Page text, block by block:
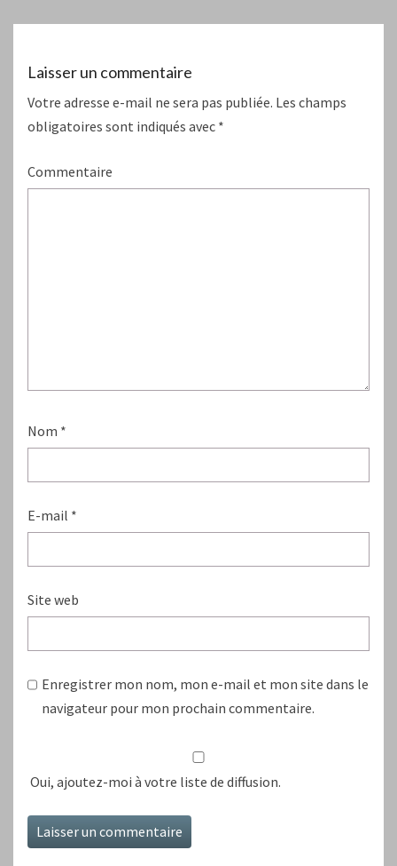
Laisser un commentaire
Votre adresse e-mail ne sera pas publiée. Les champs
obligatoires sont indiqués avec *
Commentaire
Nom *
E-mail *
Site web
Enregistrer mon nom, mon e-mail et mon site dans le
navigateur pour mon prochain commentaire.
Oui, ajoutez-moi à votre liste de diffusion.